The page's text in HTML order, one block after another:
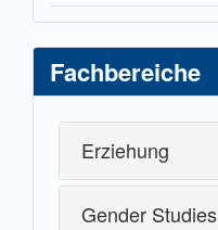
Fachbereiche
Erziehung
Gender Studies